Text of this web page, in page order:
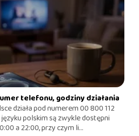
telefonu, godziny działania
działa pod numerem 00 800 112
polskim są zwykle dostępni
a 22:00, przy czym li...